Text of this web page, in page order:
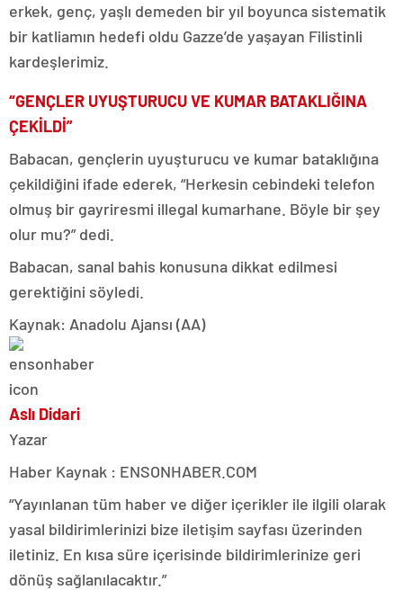
erkek, genç, yaşlı demeden bir yıl boyunca sistematik
bir katliamın hedefi oldu Gazze’de yaşayan Filistinli
kardeşlerimiz.
“GENÇLER UYUŞTURUCU VE KUMAR BATAKLIĞINA
ÇEKİLDİ”
Babacan, gençlerin uyuşturucu ve kumar bataklığına
çekildiğini ifade ederek, “Herkesin cebindeki telefon
olmuş bir gayriresmi illegal kumarhane. Böyle bir şey
olur mu?” dedi.
Babacan, sanal bahis konusuna dikkat edilmesi
gerektiğini söyledi.
Kaynak: Anadolu Ajansı (AA)
Aslı Didari
Yazar
Haber Kaynak : ENSONHABER.COM
“Yayınlanan tüm haber ve diğer içerikler ile ilgili olarak
yasal bildirimlerinizi bize iletişim sayfası üzerinden
iletiniz. En kısa süre içerisinde bildirimlerinize geri
dönüş sağlanılacaktır.”